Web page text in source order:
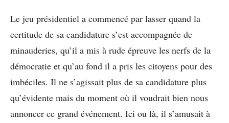
Le jeu présidentiel a commencé par lasser quand la
certitude de sa candidature s’est accompagnée de
minauderies, qu’il a mis à rude épreuve les nerfs de la
démocratie et qu’au fond il a pris les citoyens pour des
imbéciles. Il ne s’agissait plus de sa candidature plus
qu’évidente mais du moment où il voudrait bien nous
annoncer ce grand événement. Ici ou là, il s’amusait à